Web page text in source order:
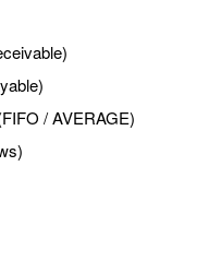
/ AVERAGE)